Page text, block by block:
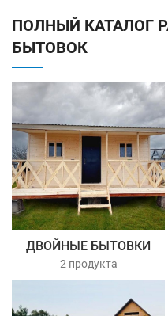
ПОЛНЫЙ КАТАЛОГ
БЫТОВОК
ДВОЙНЫЕ БЫТОВКИ
2 продукта